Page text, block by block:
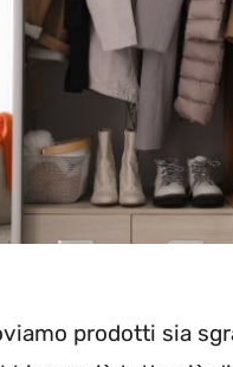
prodotti sia